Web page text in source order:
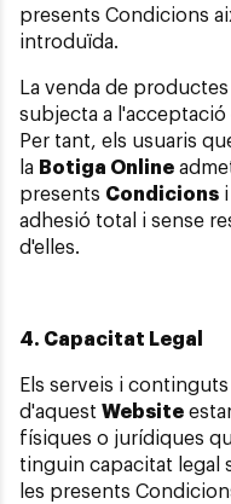
presents Condicions
introduïda.
La venda de productes
subjecta a l'acceptació
Per tant, els usuaris
la Botiga Online
presents Condicions
adhesió total i sense
d'elles.
4. Capacitat Legal
Els serveis i
d'aquest Website
físiques o jurídiques
tinguin capacitat legal
les presents